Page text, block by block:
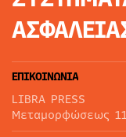
ΕΠΙΚΟΙΝΩΝΙΑ
LIBRA PRESS
Μεταμορφώσεως